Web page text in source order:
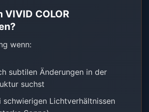
VIVID COLOR
wenn:
subtilen Änderungen in der
suchst
Lichtverhältnissen